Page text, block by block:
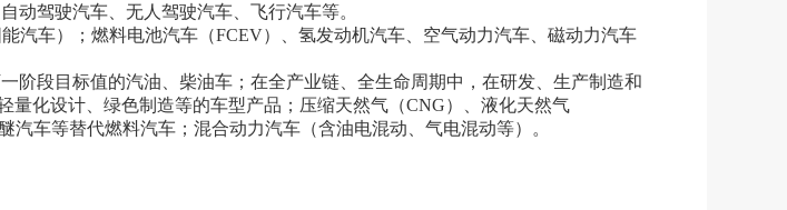
动驾驶汽车、无人驾驶汽车、飞行汽车等。
汽车）；燃料电池汽车（FCEV）、氢发动机汽车、空气动力汽车、磁动力汽车
阶段目标值的汽油、柴油车；在全产业链、全生命周期中，在研发、生产制造和
化设计、绿色制造等的车型产品；压缩天然气（CNG）、液化天然气
车等替代燃料汽车；混合动力汽车（含油电混动、气电混动等）。